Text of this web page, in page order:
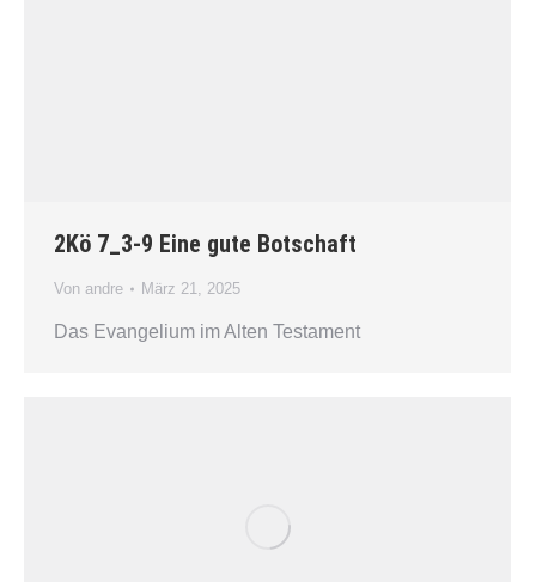
2Kö 7_3-9 Eine gute Botschaft
Von andre März 21, 2025
Das Evangelium im Alten Testament